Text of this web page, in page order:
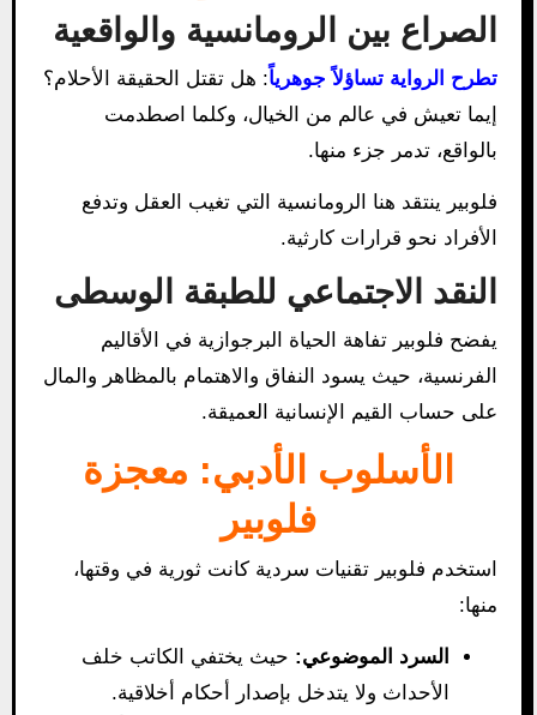
الصراع بين الرومانسية والواقعية
تطرح الرواية تساؤلاً جوهرياً: هل تقتل الحقيقة الأحلام؟
إيما تعيش في عالم من الخيال، وكلما اصطدمت
بالواقع، تدمر جزء منها.
فلوبير ينتقد هنا الرومانسية التي تغيب العقل وتدفع
الأفراد نحو قرارات كارثية.
النقد الاجتماعي للطبقة الوسطى
يفضح فلوبير تفاهة الحياة البرجوازية في الأقاليم
الفرنسية، حيث يسود النفاق والاهتمام بالمظاهر والمال
على حساب القيم الإنسانية العميقة.
الأسلوب الأدبي: معجزة
فلوبير
استخدم فلوبير تقنيات سردية كانت ثورية في وقتها،
منها:
السرد الموضوعي: حيث يختفي الكاتب خلف
الأحداث ولا يتدخل بإصدار أحكام أخلاقية.